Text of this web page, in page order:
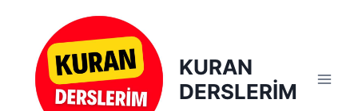
content
KURAN
DERSLERİM